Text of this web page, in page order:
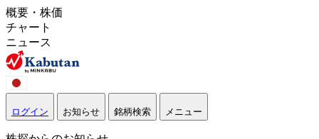
概要・株価
チャート
ニュース
ログイン お知らせ 銘柄検索 メニュー